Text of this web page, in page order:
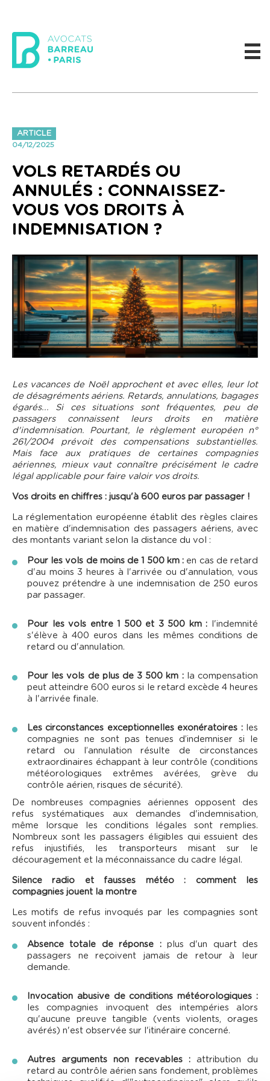
ARTICLE
04/12/2025
VOLS RETARDÉS OU
ANNULÉS : CONNAISSEZ-
VOUS VOS DROITS À
INDEMNISATION ?
Les vacances de Noël approchent et avec elles, leur lot
de désagréments aériens. Retards, annulations, bagages
égarés... Si ces situations sont fréquentes, peu de
passagers connaissent leurs droits en matière
d'indemnisation. Pourtant, le règlement européen n°
261/2004 prévoit des compensations substantielles.
Mais face aux pratiques de certaines compagnies
aériennes, mieux vaut connaître précisément le cadre
légal applicable pour faire valoir vos droits.
Vos droits en chiffres : jusqu'à 600 euros par passager !
La réglementation européenne établit des règles claires
en matière d'indemnisation des passagers aériens, avec
des montants variant selon la distance du vol :
Pour les vols de moins de 1 500 km : en cas de retard
d'au moins 3 heures à l'arrivée ou d'annulation, vous
pouvez prétendre à une indemnisation de 250 euros
par passager.
Pour les vols entre 1 500 et 3 500 km : l'indemnité
s'élève à 400 euros dans les mêmes conditions de
retard ou d'annulation.
Pour les vols de plus de 3 500 km :la compensation
peut atteindre 600 euros si le retard excède 4 heures
à l'arrivée finale.
Les circonstances exceptionnelles exonératoires :les
compagnies ne sont pas tenues d’indemniser si le
retard ou l’annulation résulte de circonstances
extraordinaires échappant à leur contrôle (conditions
météorologiques extrêmes avérées, grève du
contrôle aérien, risques de sécurité).
De nombreuses compagnies aériennes opposent des
refus systématiques aux demandes d'indemnisation,
même lorsque les conditions légales sont remplies.
Nombreux sont les passagers éligibles qui essuient des
refus injustifiés, les transporteurs misant sur le
découragement et la méconnaissance du cadre légal.
Silence radio et fausses météo : comment les
compagnies jouent la montre
Les motifs de refus invoqués par les compagnies sont
souvent infondés :
Absence totale de réponse :plus d'un quart des
passagers ne reçoivent jamais de retour à leur
demande.
Invocation abusive de conditions météorologiques :
les compagnies invoquent des intempéries alors
qu'aucune preuve tangible (vents violents, orages
avérés) n'est observée sur l'itinéraire concerné.
Autres arguments non recevables : attribution du
retard au contrôle aérien sans fondement, problèmes